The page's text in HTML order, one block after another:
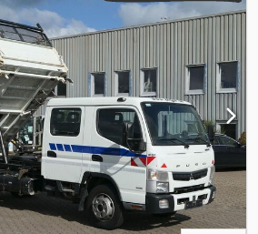
2 850 мм
, длина грузового отсека:
для загрузки:2 300 мм
мм, Оборудование:
ABS, кондиционер,
программа стабилизации